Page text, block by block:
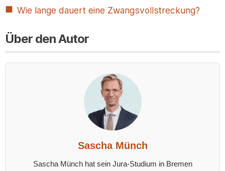
Wie lange dauert eine Zwangsvollstreckung?
Über den Autor
Sascha Münch
Sascha Münch hat sein Jura-Studium in Bremen